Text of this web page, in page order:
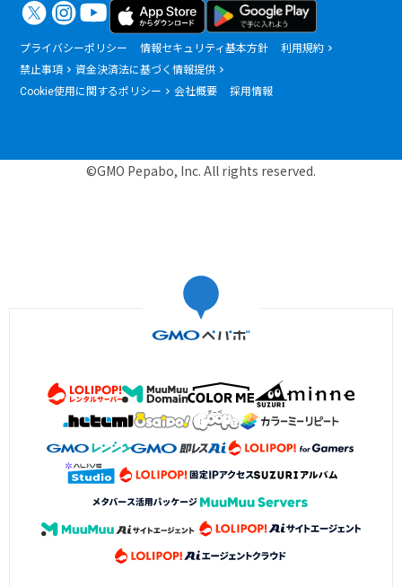
プライバシーポリシー 情報セキュリティ基本方針
利用規約
禁止事項
資金決済法に基づく情報提供
Cookie使用に関するポリシー
会社概要 採用情報
©GMO Pepabo, Inc. All rights reserved.